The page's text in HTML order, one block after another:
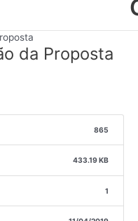
da Proposta
865
433.19 KB
1